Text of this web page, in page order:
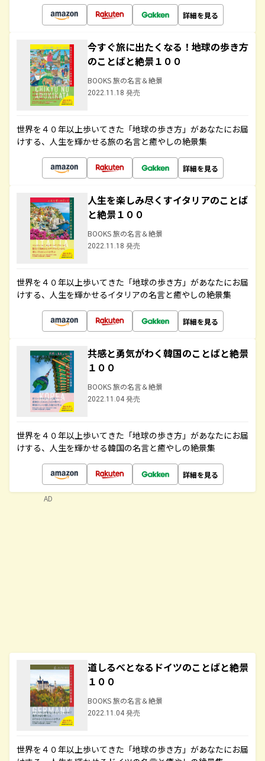
詳細を見る
今すぐ旅に出たくなる！地球の歩き方
のことばと絶景１００
BOOKS 旅の名言＆絶景
2022.11.18 発売
世界を４０年以上歩いてきた「地球の歩き方」があなたにお届
けする、人生を輝かせる旅の名言と癒やしの絶景集
詳細を見る
人生を楽しみ尽くすイタリアのことば
と絶景１００
BOOKS 旅の名言＆絶景
2022.11.18 発売
世界を４０年以上歩いてきた「地球の歩き方」があなたにお届
けする、人生を輝かせるイタリアの名言と癒やしの絶景集
詳細を見る
共感と勇気がわく韓国のことばと絶景
１００
BOOKS 旅の名言＆絶景
2022.11.04 発売
世界を４０年以上歩いてきた「地球の歩き方」があなたにお届
けする、人生を輝かせる韓国の名言と癒やしの絶景集
詳細を見る
道しるべとなるドイツのことばと絶景
１００
BOOKS 旅の名言＆絶景
2022.11.04 発売
世界を４０年以上歩いてきた「地球の歩き方」があなたにお届
AD